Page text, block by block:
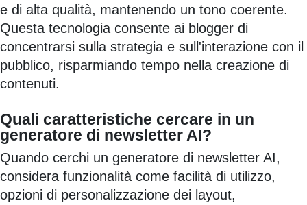
e di alta qualità, mantenendo un tono coerente.
Questa tecnologia consente ai blogger di
concentrarsi sulla strategia e sull'interazione con il
pubblico, risparmiando tempo nella creazione di
contenuti.
Quali caratteristiche cercare in un
generatore di newsletter AI?
Quando cerchi un generatore di newsletter AI,
considera funzionalità come facilità di utilizzo,
opzioni di personalizzazione dei layout,